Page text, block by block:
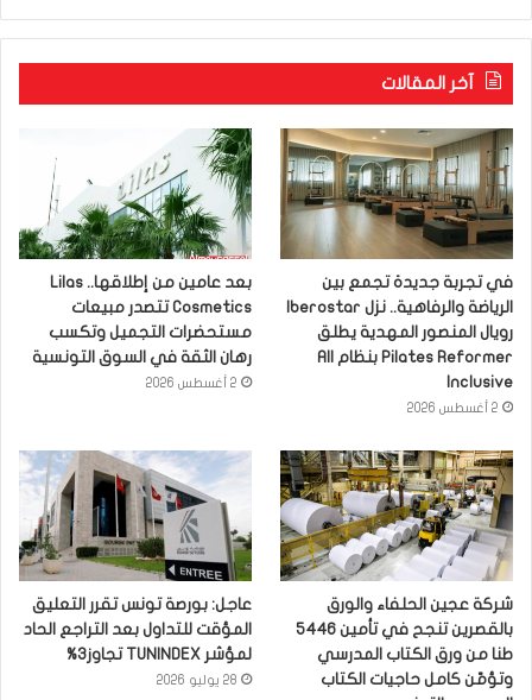
آخر المقالات
في تجربة جديدة تجمع بين
رويال المنصور المهدية يطلق
Pilates Reformer بنظام All
Inclusive
2 أغسطس 2026
بعد عامين من إطلاقها.. Lilas
Cosmetics تتصدر مبيعات
مستحضرات التجميل وتكسب
رهان الثقة في السوق التونسية
2 أغسطس 2026
شركة عجين الحلفاء والورق
بالقصرين تنجح في تأمين 5446
طنا من ورق الكتاب المدرسي
وتؤمّن كامل حاجيات الكتاب
عاجل: بورصة تونس تقرر التعليق
المؤقت للتداول بعد التراجع الحاد
لمؤشر TUNINDEX تجاوز3%
28 يوليو 2026